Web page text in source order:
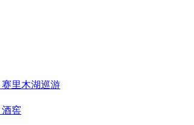
赛里木湖巡游
酒窖